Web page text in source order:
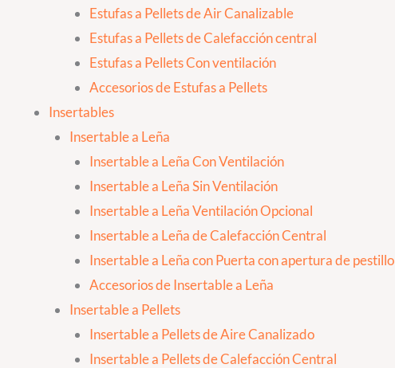
Estufas a Pellets de Air Canalizable
Estufas a Pellets de Calefacción central
Estufas a Pellets Con ventilación
Accesorios de Estufas a Pellets
Insertables
Insertable a Leña
Insertable a Leña Con Ventilación
Insertable a Leña Sin Ventilación
Insertable a Leña Ventilación Opcional
Insertable a Leña de Calefacción Central
Insertable a Leña con Puerta con apertura de pestillo
Accesorios de Insertable a Leña
Insertable a Pellets
Insertable a Pellets de Aire Canalizado
Insertable a Pellets de Calefacción Central